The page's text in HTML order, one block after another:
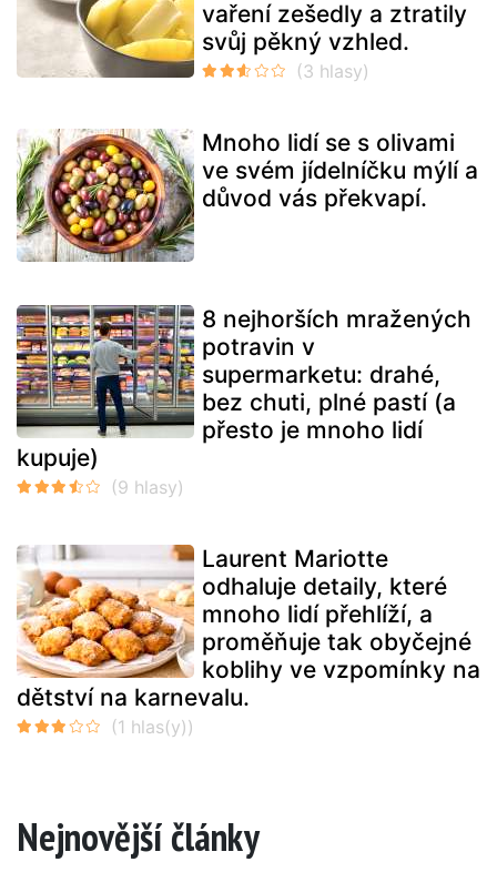
vaření zešedly a ztratily
svůj pěkný vzhled.
Mnoho lidí se s olivami
ve svém jídelníčku mýlí a
důvod vás překvapí.
8 nejhorších mražených
potravin v
supermarketu: drahé,
bez chuti, plné pastí (a
přesto je mnoho lidí
kupuje)
Laurent Mariotte
odhaluje detaily, které
mnoho lidí přehlíží, a
proměňuje tak obyčejné
koblihy ve vzpomínky na
dětství na karnevalu.
Nejnovější články